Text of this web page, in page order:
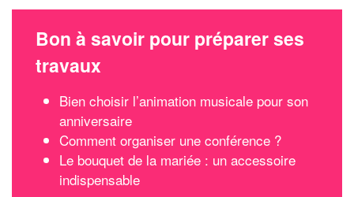
Bon à savoir pour préparer ses
travaux
Bien choisir l’animation musicale pour son
anniversaire
Comment organiser une conférence ?
Le bouquet de la mariée : un accessoire
indispensable